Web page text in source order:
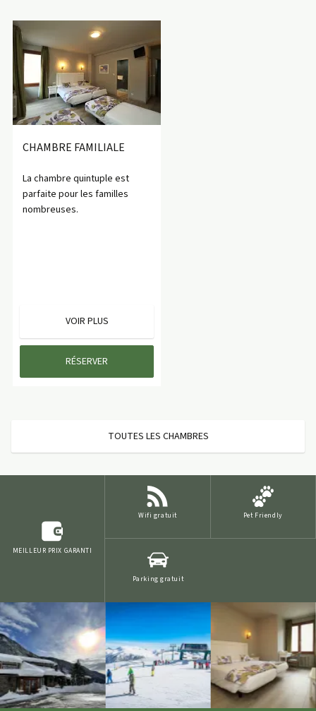
CHAMBRE FAMILIALE
La chambre quintuple est
parfaite pour les familles
nombreuses.
VOIR PLUS
RÉSERVER
TOUTES LES CHAMBRES
MEILLEUR PRIX GARANTI
Wifi gratuit Pet Friendly
Parking gratuit